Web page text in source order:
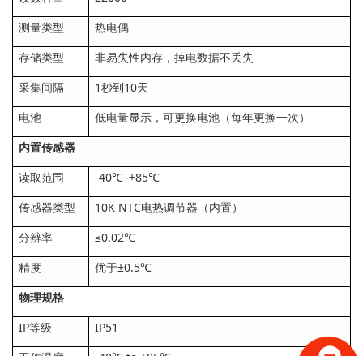
测量类型
热电偶
存储类型
非易失性内存，掉电数据不丢失
采集间隔
1秒到10天
电池
低电量显示，可更换电池（每年更换一次）
内置传感器
读取范围
-40℃–+85℃
传感器类型
10K NTC电热调节器（内置）
分辨率
≤0.02℃
精度
优于±0.5℃
物理规格
IP等级
IP51